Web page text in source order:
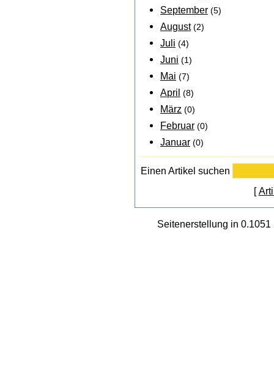
September (5)
August (2)
Juli (4)
Juni (1)
Mai (7)
April (8)
März (0)
Februar (0)
Januar (0)
Einen Artikel suchen
[
Seitenerstellung in